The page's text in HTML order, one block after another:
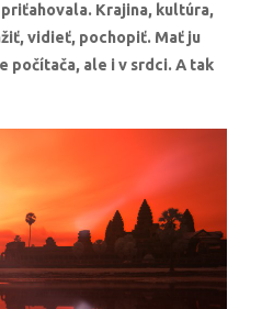
Krajina, kultúra,
vidieť, pochopiť. Mať ju
počítača, ale i v srdci. A tak